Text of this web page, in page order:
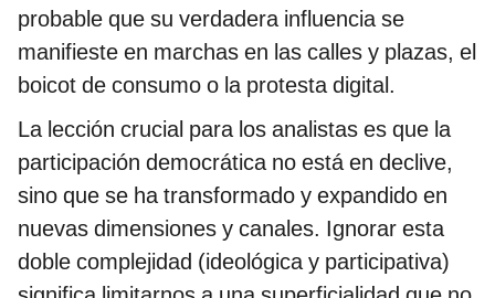
probable que su verdadera influencia se
manifieste en marchas en las calles y plazas, el
boicot de consumo o la protesta digital.
La lección crucial para los analistas es que la
participación democrática no está en declive,
sino que se ha transformado y expandido en
nuevas dimensiones y canales. Ignorar esta
doble complejidad (ideológica y participativa)